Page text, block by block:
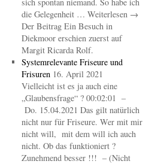
die Gelegenheit … Weiterlesen →
Der Beitrag Ein Besuch in
Diekmoor erschien zuerst auf
Margit Ricarda Rolf.
Systemrelevante Friseure und
Frisuren 16. April 2021
Vielleicht ist es ja auch eine
„Glaubensfrage“ ? 00:02:01 –
Do. 15.04.2021 Das gilt natürlich
nicht nur für Friseure. Wer mit mir
nicht will, mit dem will ich auch
nicht. Ob das funktioniert ?
Zunehmend besser !!! – (Nicht